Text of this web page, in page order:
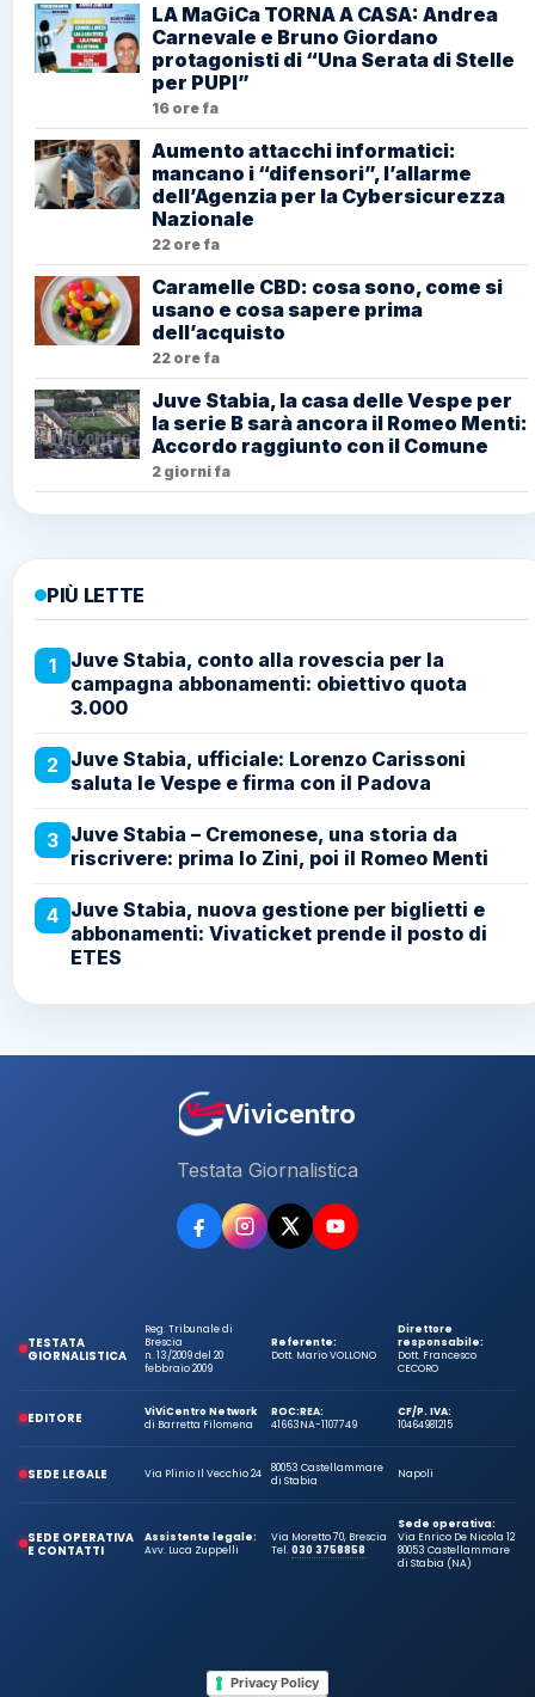
LA MaGiCa TORNA A CASA: Andrea
Carnevale e Bruno Giordano
protagonisti di “Una Serata di Stelle
per PUPI”
16 ore fa
Aumento attacchi informatici:
mancano i “difensori”, l’allarme
dell’Agenzia per la Cybersicurezza
Nazionale
22 ore fa
Caramelle CBD: cosa sono, come si
usano e cosa sapere prima
dell’acquisto
22 ore fa
Juve Stabia, la casa delle Vespe per
la serie B sarà ancora il Romeo Menti:
Accordo raggiunto con il Comune
2 giorni fa
PIÙ LETTE
1
Juve Stabia, conto alla rovescia per la
campagna abbonamenti: obiettivo quota
3.000
2 Juve Stabia, ufficiale: Lorenzo Carissoni
saluta le Vespe e firma con il Padova
3 Juve Stabia – Cremonese, una storia da
riscrivere: prima lo Zini, poi il Romeo Menti
4 Juve Stabia, nuova gestione per biglietti e
abbonamenti: Vivaticket prende il posto di
ETES
Vivicentro
Testata Giornalistica
TESTATA
GIORNALISTICA
Reg. Tribunale di
Brescia
n. 13/2009 del 20
febbraio 2009
Referente:
Dott. Mario VOLLONO
Direttore
responsabile:
Dott. Francesco
CECORO
EDITORE
ViViCentro Network
di Barretta Filomena
ROC:
41663
REA:
NA-1107749
CF/P. IVA:
10464981215
SEDE LEGALE Via Plinio Il Vecchio 24
80053 Castellammare
di Stabia
Napoli
SEDE OPERATIVA
E CONTATTI
Assistente legale:
Avv. Luca Zuppelli
Via Moretto 70, Brescia
Tel.030 3758858
Sede operativa:
Via Enrico De Nicola 12
80053 Castellammare
di Stabia (NA)
Privacy Policy